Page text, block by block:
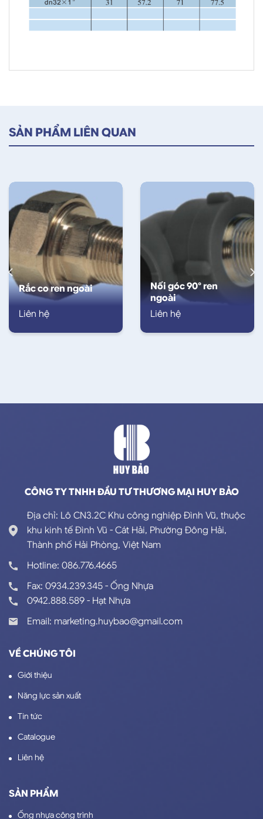
SẢN PHẨM LIÊN QUAN
Rắc co ren ngoài
Liên hệ
Nối góc 90° ren
ngoài
Liên hệ
CÔNG TY TNHH ĐẦU TƯ THƯƠNG MẠI HUY BẢO
Địa chỉ: Lô CN3.2C Khu công nghiệp Đình Vũ, thuộc
khu kinh tế Đình Vũ - Cát Hải, Phường Đông Hải,
Thành phố Hải Phòng, Việt Nam
Hotline: 086.776.4665
Fax: 0934.239.345 - Ống Nhựa
0942.888.589 - Hạt Nhựa
Email: marketing.huybao@gmail.com
VỀ CHÚNG TÔI
Giới thiệu
Năng lực sản xuất
Tin tức
Catalogue
Liên hệ
SẢN PHẨM
Ống nhựa công trình